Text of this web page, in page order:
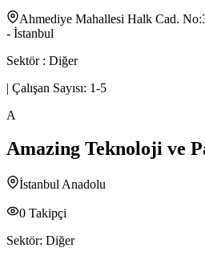
Ahmediye Mahallesi Halk Cad.
- İstanbul
Sektör : Diğer
| Çalışan Sayısı: 1-5
A
Amazing Teknoloji ve
İstanbul Anadolu
0 Takipçi
Sektör: Diğer